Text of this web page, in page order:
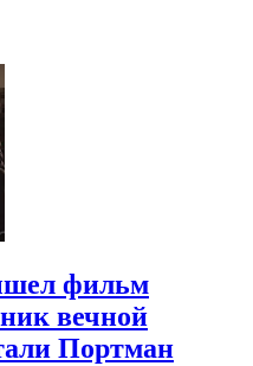
фильм
вечной
Портман